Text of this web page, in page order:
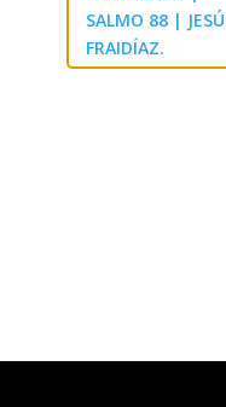
SALMO 88|
FRAIDÍAZ.